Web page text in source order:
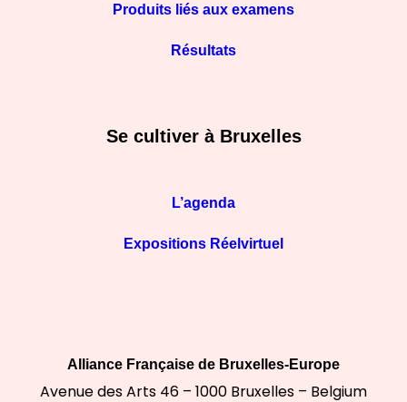
Produits liés aux examens
Résultats
Se cultiver à Bruxelles
L’agenda
Expositions Réelvirtuel
Alliance Française de Bruxelles-Europe
Avenue des Arts 46 – 1000 Bruxelles – Belgium